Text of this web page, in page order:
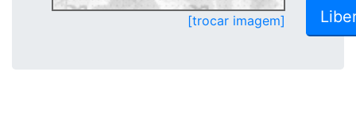
[trocar imagem]